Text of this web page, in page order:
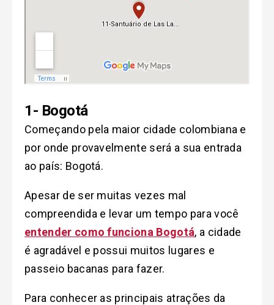
1- Bogotá
Começando pela maior cidade colombiana e
por onde provavelmente será a sua entrada
ao país: Bogotá.
Apesar de ser muitas vezes mal
compreendida e levar um tempo para você
entender como funciona Bogotá, a cidade
é agradável e possui muitos lugares e
passeio bacanas para fazer.
Para conhecer as principais atrações da